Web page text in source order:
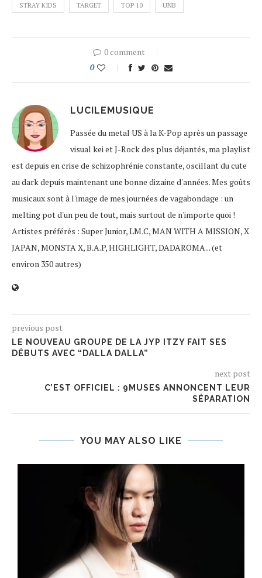
STRAY KIDS TARGET TOP 10 UNB
0 comment
0
LUCILEMUSIQUE
Passée du metal US à la K-Pop après un passage
visual kei et J-Rock des plus déjantés, ma playlist
est depuis en crise de schizophrénie constante, oscillant du cute
au dark depuis maintenant une bonne dizaine d'années. Mes goûts
musicaux sont à l'image de mes journées de vagabondage : un
melting pot d'un peu de tout, mais surtout de n'importe quoi !
Artistes préférés : Super Junior, LM.C, MAN WITH A MISSION, X
JAPAN, MONSTA X, B.A.P, HIGHLIGHT, DADAROMA... (et
environ 350 autres)
previous post
LE NOUVEAU GROUPE DE LA JYP ITZY FAIT SES
DÉBUTS AVEC “DALLA DALLA”
next post
C’EST OFFICIEL : 9MUSES ANNONCENT LEUR
SÉPARATION
YOU MAY ALSO LIKE